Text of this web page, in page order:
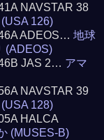
NAVSTAR 38
126)
ADEOS…地球
(ADEOS)
JAS 2… アマ
NAVSTAR 39
128)
HALCA
(MUSES-B)